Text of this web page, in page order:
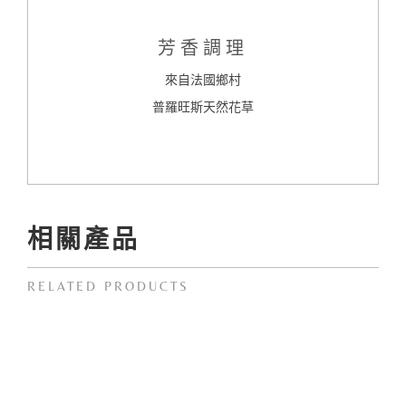
芳香調理
來自法國鄉村
普羅旺斯天然花草
相關產品
RELATED PRODUCTS